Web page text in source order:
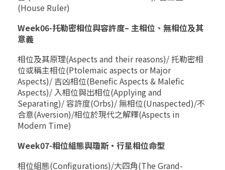
(House Ruler)
Week06-托勒密相位與容許度– 主相位、無相位及其
意義
相位及其原理(Aspects and their reasons)/托勒密相
位或稱主相位(Ptolemaic aspects or Major
Aspects)/吉凶相位(Benefic Aspects & Malefic
Aspects)/入相位與出相位(Applying and
Separating)/容許度(Orbs)/無相位(Unaspected)/不
合意(Aversion)/相位於現代之解釋(Aspects in
Modern Time)
Week07-相位組態與瓊斯‧ 行星相位命型
相位組態(Configurations)/大四角(The Grand-